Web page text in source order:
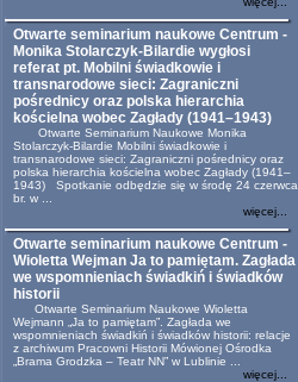
Otwarte seminarium naukowe Centrum -
Monika Stolarczyk-Bilardie wygłosi
referat pt. Mobilni świadkowie i
transnarodowe sieci: Zagraniczni
pośrednicy oraz polska hierarchia
kościelna wobec Zagłady (1941–1943)
Otwarte Seminarium Naukowe Monika
Stolarczyk-Bilardie Mobilni świadkowie i
transnarodowe sieci: Zagraniczni pośrednicy oraz
polska hierarchia kościelna wobec Zagłady (1941–
1943) Spotkanie odbędzie się w środę 24 czerwca
br. w ...
więcej...
Otwarte seminarium naukowe Centrum -
Wioletta Wejman Ja to pamiętam. Zagłada
we wspomnieniach świadkiń i świadków
historii
Otwarte Seminarium Naukowe Wioletta
Wejmann „Ja to pamiętam”. Zagłada we
wspomnieniach świadkiń i świadków historii: relacje
z archiwum Pracowni Historii Mówionej Ośrodka
„Brama Grodzka – Teatr NN” w Lublinie ...
więcej...